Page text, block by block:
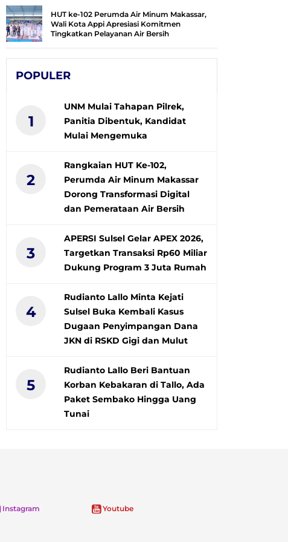
HUT ke-102 Perumda Air Minum Makassar,
Wali Kota Appi Apresiasi Komitmen
Tingkatkan Pelayanan Air Bersih
POPULER
1
UNM Mulai Tahapan Pilrek,
Panitia Dibentuk, Kandidat
Mulai Mengemuka
2
Rangkaian HUT Ke-102,
Perumda Air Minum Makassar
Dorong Transformasi Digital
dan Pemerataan Air Bersih
3
APERSI Sulsel Gelar APEX 2026,
Targetkan Transaksi Rp60 Miliar
Dukung Program 3 Juta Rumah
4
Rudianto Lallo Minta Kejati
Sulsel Buka Kembali Kasus
Dugaan Penyimpangan Dana
JKN di RSKD Gigi dan Mulut
5
Rudianto Lallo Beri Bantuan
Korban Kebakaran di Tallo, Ada
Paket Sembako Hingga Uang
Tunai
Instagram Youtube